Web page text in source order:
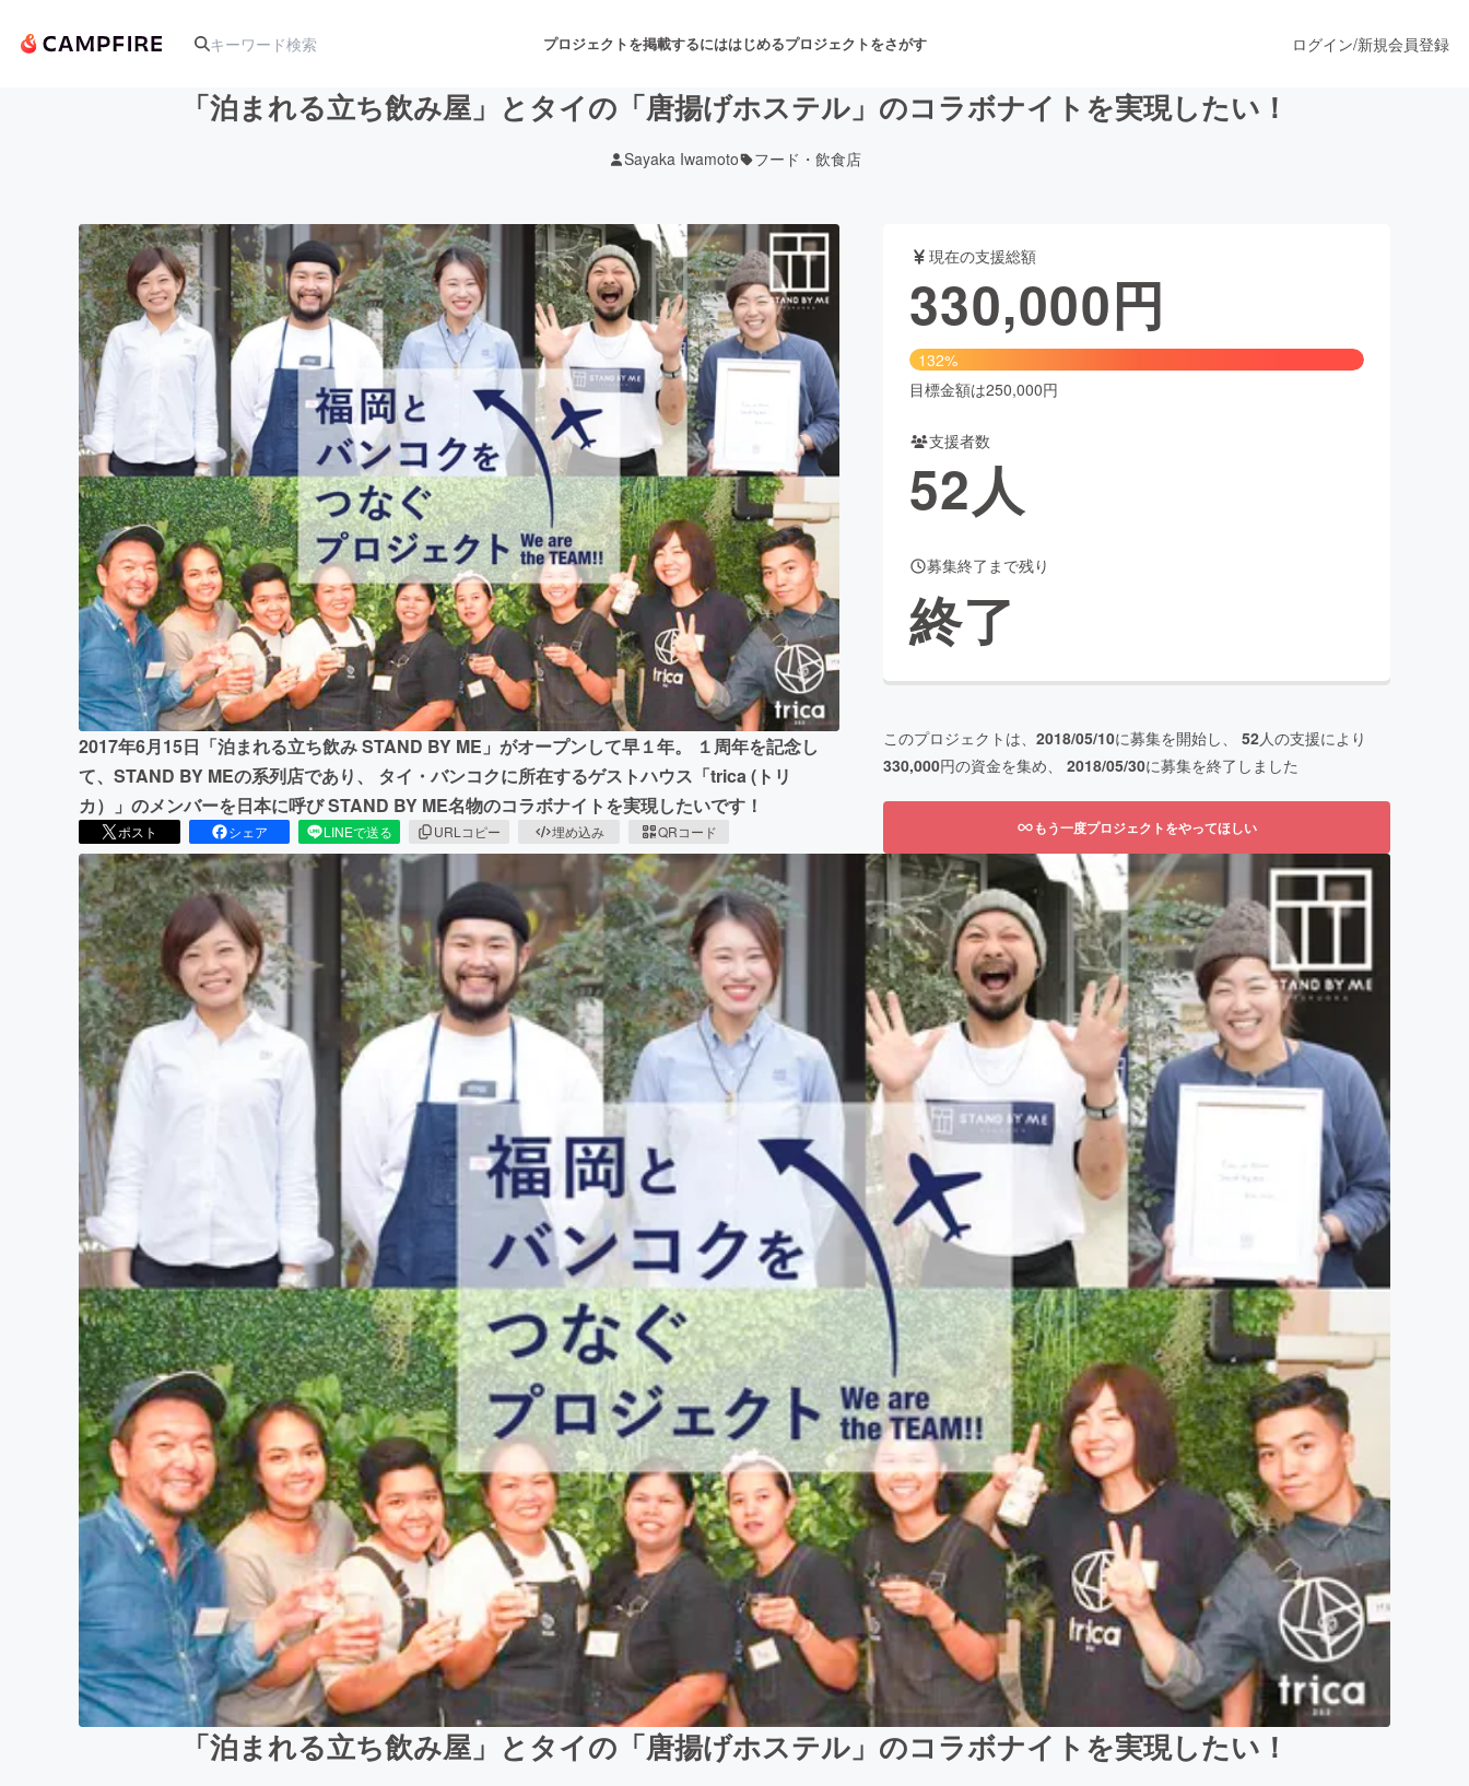
プロジェクトを掲載するにははじめるプロジェクトをさがす
アート・写真 音楽 舞台・パフォーマンス
テクノロジー・ガジェット ゲーム・サービス開発 ファッション
映像・映画 書籍・雑誌出版 アニメ・漫画
ビジネス・起業 チャレンジ ビューティー・ヘルスケア
まちづくり・地域活性化
CAMPFIRE for Social GoodCAMPFIRE Creation
CAMPFIREふるさと納税machi-yaコミュニティ
ログイン/新規会員登録
「泊まれる立ち飲み屋」とタイの「唐揚げホステル」のコラボナイトを実現したい！
Sayaka Iwamoto フード・飲食店
2017年6月15日「泊まれる立ち飲み STAND BY ME」がオープンして早１年。 １周年を記念し
て、STAND BY MEの系列店であり、 タイ・バンコクに所在するゲストハウス「trica (トリ
カ）」のメンバーを日本に呼び STAND BY ME名物のコラボナイトを実現したいです！
ポスト シェア LINEで送る URLコピー 埋め込み QRコード
現在の支援総額
330,000円
132%
目標金額は250,000円
支援者数
52人
募集終了まで残り
終了
このプロジェクトは、 2018/05/10に募集を開始し、 52人の支援により
330,000円の資金を集め、 2018/05/30に募集を終了しました
もう一度プロジェクトをやってほしい
「泊まれる立ち飲み屋」とタイの「唐揚げホステル」のコラボナイトを実現したい！